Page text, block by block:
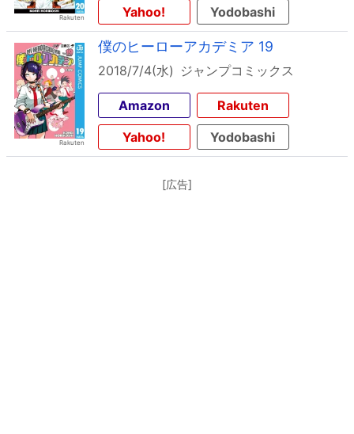
Yahoo! Yodobashi
僕のヒーローアカデミア 19
2018/7/4(水) ジャンプコミックス
Amazon
Rakuten
Yahoo!
Yodobashi
[広告]